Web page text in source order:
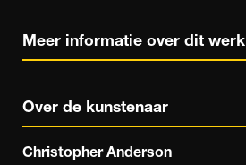
Meer informatie over dit werk
Over de kunstenaar
Christopher Anderson